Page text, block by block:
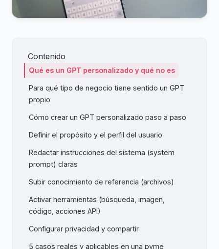
Contenido
Qué es un GPT personalizado y qué no es
Para qué tipo de negocio tiene sentido un GPT
propio
Cómo crear un GPT personalizado paso a paso
Definir el propósito y el perfil del usuario
Redactar instrucciones del sistema (system
prompt) claras
Subir conocimiento de referencia (archivos)
Activar herramientas (búsqueda, imagen,
código, acciones API)
Configurar privacidad y compartir
5 casos reales y aplicables en una pyme